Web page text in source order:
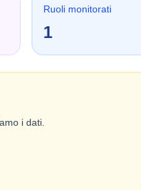
Ruoli monitorati
1
i dati.